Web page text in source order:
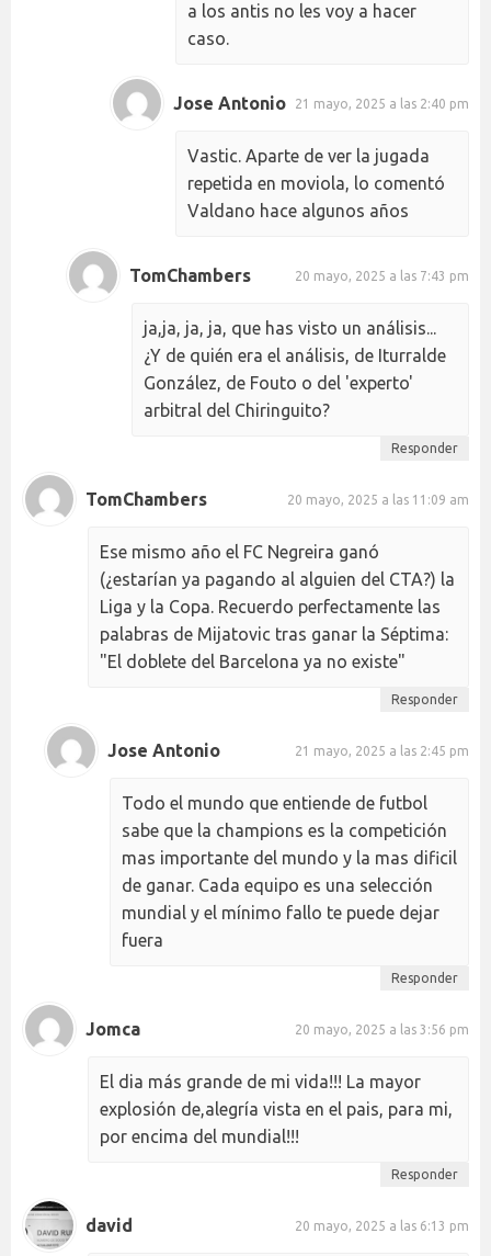
a los antis no les voy a hacer
caso.
Jose Antonio 21 mayo, 2025 a las 2:40 pm
Vastic. Aparte de ver la jugada
repetida en moviola, lo comentó
Valdano hace algunos años
TomChambers 20 mayo, 2025 a las 7:43 pm
ja,ja, ja, ja, que has visto un análisis...
¿Y de quién era el análisis, de Iturralde
González, de Fouto o del 'experto'
arbitral del Chiringuito?
Responder
TomChambers 20 mayo, 2025 a las 11:09 am
Ese mismo año el FC Negreira ganó
(¿estarían ya pagando al alguien del CTA?) la
Liga y la Copa. Recuerdo perfectamente las
palabras de Mijatovic tras ganar la Séptima:
"El doblete del Barcelona ya no existe"
Responder
Jose Antonio 21 mayo, 2025 a las 2:45 pm
Todo el mundo que entiende de futbol
sabe que la champions es la competición
mas importante del mundo y la mas dificil
de ganar. Cada equipo es una selección
mundial y el mínimo fallo te puede dejar
fuera
Responder
Jomca 20 mayo, 2025 a las 3:56 pm
El dia más grande de mi vida!!! La mayor
explosión de,alegría vista en el pais, para mi,
por encima del mundial!!!
Responder
david 20 mayo, 2025 a las 6:13 pm